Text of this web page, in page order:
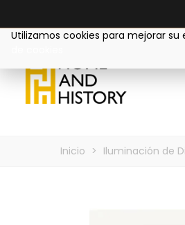
Inicio > Iluminación de
Utilizamos cookies para mejorar